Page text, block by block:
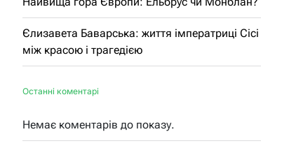
Єлизавета Баварська: життя імператриці Сісі
між красою і трагедією
Останні коментарі
Немає коментарів до показу.